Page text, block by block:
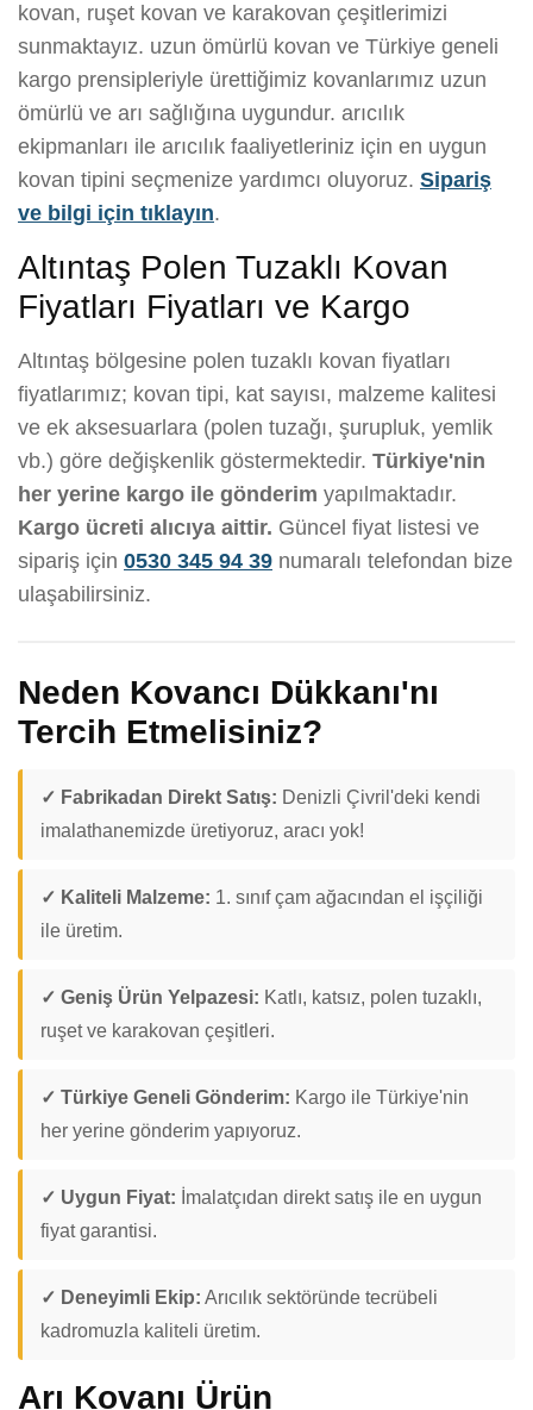
kovan, ruşet kovan ve karakovan çeşitlerimizi
sunmaktayız. uzun ömürlü kovan ve Türkiye geneli
kargo prensipleriyle ürettiğimiz kovanlarımız uzun
ömürlü ve arı sağlığına uygundur. arıcılık
ekipmanları ile arıcılık faaliyetleriniz için en uygun
kovan tipini seçmenize yardımcı oluyoruz. Sipariş
ve bilgi için tıklayın.
Altıntaş Polen Tuzaklı Kovan
Fiyatları Fiyatları ve Kargo
Altıntaş bölgesine polen tuzaklı kovan fiyatları
fiyatlarımız; kovan tipi, kat sayısı, malzeme kalitesi
ve ek aksesuarlara (polen tuzağı, şurupluk, yemlik
vb.) göre değişkenlik göstermektedir. Türkiye'nin
her yerine kargo ile gönderim yapılmaktadır.
Kargo ücreti alıcıya aittir. Güncel fiyat listesi ve
sipariş için 0530 345 94 39 numaralı telefondan bize
ulaşabilirsiniz.
Neden Kovancı Dükkanı'nı
Tercih Etmelisiniz?
✓ Fabrikadan Direkt Satış: Denizli Çivril'deki kendi
imalathanemizde üretiyoruz, aracı yok!
✓ Kaliteli Malzeme: 1. sınıf çam ağacından el işçiliği
ile üretim.
✓ Geniş Ürün Yelpazesi: Katlı, katsız, polen tuzaklı,
ruşet ve karakovan çeşitleri.
✓ Türkiye Geneli Gönderim: Kargo ile Türkiye'nin
her yerine gönderim yapıyoruz.
✓ Uygun Fiyat: İmalatçıdan direkt satış ile en uygun
fiyat garantisi.
✓ Deneyimli Ekip: Arıcılık sektöründe tecrübeli
kadromuzla kaliteli üretim.
Arı Kovanı Ürün